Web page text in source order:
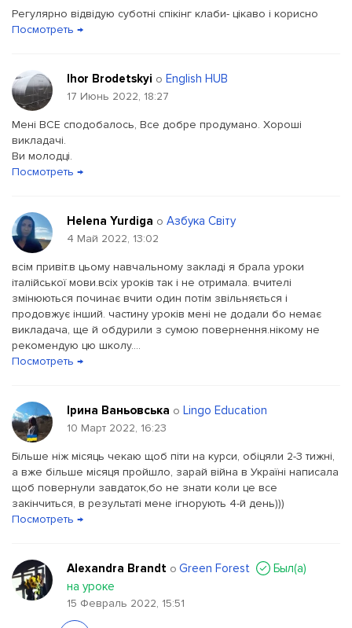
Регулярно відвідую суботні спікінг клаби- цікаво і корисно
Посмотреть →
Ihor Brodetskyi о English HUB
17 Июнь 2022, 18:27
Мені ВСЕ сподобалось, Все добре продумано. Хороші
викладачі.
Ви молодці.
Посмотреть →
Helena Yurdiga о Азбука Світу
4 Май 2022, 13:02
всім привіт.в цьому навчальному закладі я брала уроки
італійської мови.всіх уроків так і не отримала. вчителі
змінюються починає вчити один потім звільняється і
продовжує інший. частину уроків мені не додали бо немає
викладача, ще й обдурили з сумою повернення.нікому не
рекомендую цю школу....
Посмотреть →
Ірина Ваньовська о Lingo Education
10 Март 2022, 16:23
Більше ніж місяць чекаю щоб піти на курси, обіцяли 2-3 тижні,
а вже більше місяця пройшло, зарай війна в Україні написала
щоб повернули завдаток,бо не знати коли це все
закінчиться, в результаті мене ігнорують 4-й день)))
Посмотреть →
Alexandra Brandt о Green Forest
Был(a)
на уроке
15 Февраль 2022, 15:51